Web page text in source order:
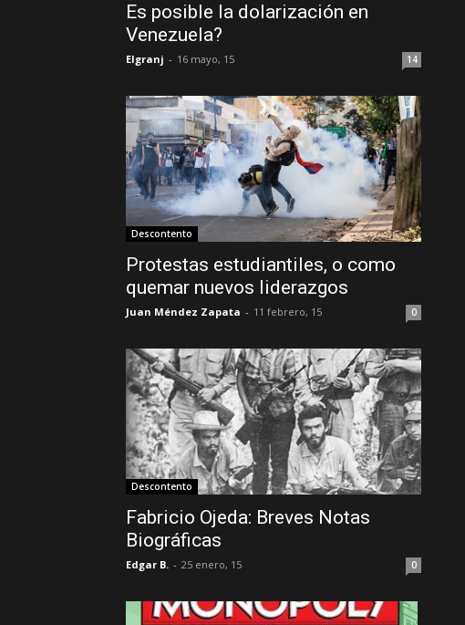
Es posible la dolarización en
Venezuela?
Elgranj - 16 mayo, 15 14
Descontento
Protestas estudiantiles, o como
quemar nuevos liderazgos
Juan Méndez Zapata - 11 febrero, 15 0
Descontento
Fabricio Ojeda: Breves Notas
Biográficas
Edgar B. - 25 enero, 15 0